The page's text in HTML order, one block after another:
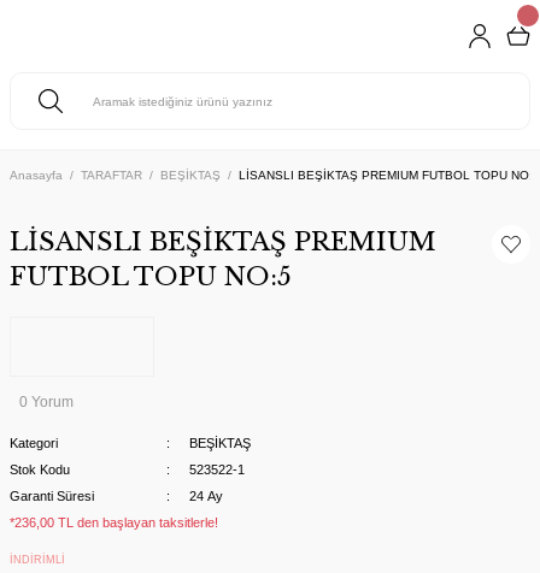
Anasayfa TARAFTAR BEŞİKTAŞ LİSANSLI BEŞİKTAŞ PREMIUM FUTBOL TOPU NO:5
LİSANSLI BEŞİKTAŞ PREMIUM
FUTBOL TOPU NO:5
0 Yorum
Kategori
BEŞİKTAŞ
Stok Kodu
523522-1
Garanti Süresi
24 Ay
*236,00 TL den başlayan taksitlerle!
İNDİRİMLİ